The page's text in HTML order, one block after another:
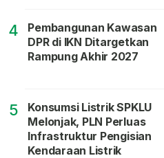
4
Pembangunan Kawasan
DPR di IKN Ditargetkan
Rampung Akhir 2027
5
Konsumsi Listrik SPKLU
Melonjak, PLN Perluas
Infrastruktur Pengisian
Kendaraan Listrik